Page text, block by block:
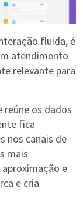
fluida, é
atendimento
relevante para
reúne os dados
fica
nos canais de
mais
e
e cria